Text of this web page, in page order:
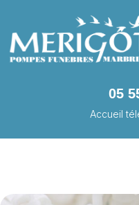
05
Accueil